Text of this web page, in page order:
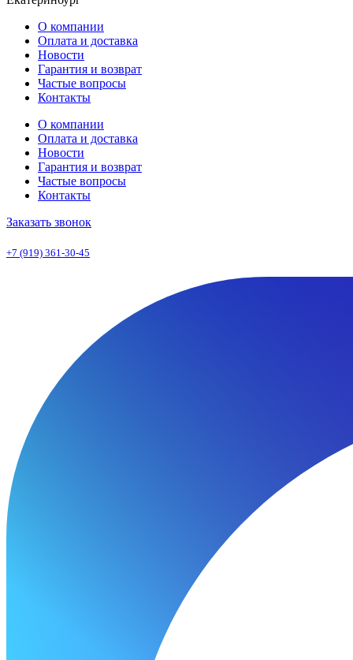
О компании
Оплата и доставка
Новости
Гарантия и возврат
Частые вопросы
Контакты
О компании
Оплата и доставка
Новости
Гарантия и возврат
Частые вопросы
Контакты
Заказать звонок
+7 (919) 361-30-45